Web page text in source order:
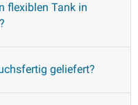
flexiblen Tank in
geliefert?